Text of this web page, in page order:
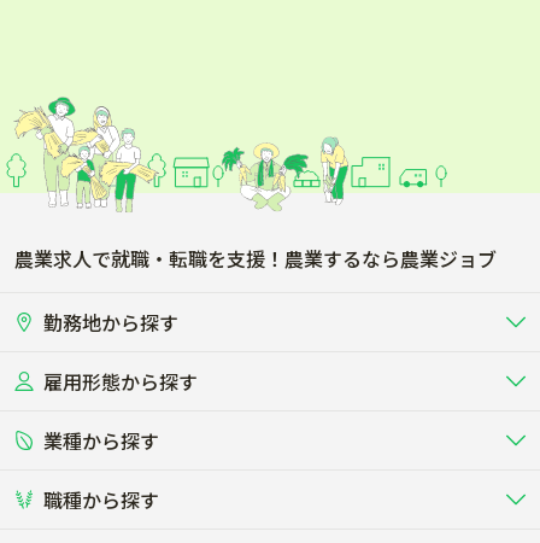
農業求人で就職・転職を支援！農業するなら農業ジョブ
勤務地から探す
北海道
関東
東海
雇用形態から探す
正社員 バイト・アルバイト・パート
短期アルバイト
業種から探す
畜産（酪農･肉牛･養豚･養鶏など）
職種から探す